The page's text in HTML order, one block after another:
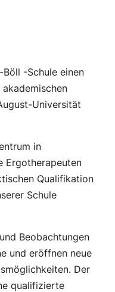
-Schule einen
Universität
in
Ergotherapeuten
Qualifikation
Schule
Beobachtungen
und eröffnen neue
Der
qualifizierte